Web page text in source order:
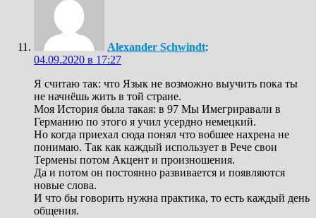
Alexander Schwindt:
04.09.2020 в 17:27
Я считаю так: что Язык не возможно выучить пока ты
не начнёшь жить в той стране.
Моя История была такая: в 97 Мы Имегриравали в
Германию по этого я учил усердно немецкий.
Но когда приехал сюда понял что вобшее нахрена не
понимаю. Так как каждый использует в Рече свои
Термены потом Акцент и произношения.
Да и потом он постоянно развивается и появляются
новые слова.
И что бы говорить нужна практика, то есть каждый день
общения.